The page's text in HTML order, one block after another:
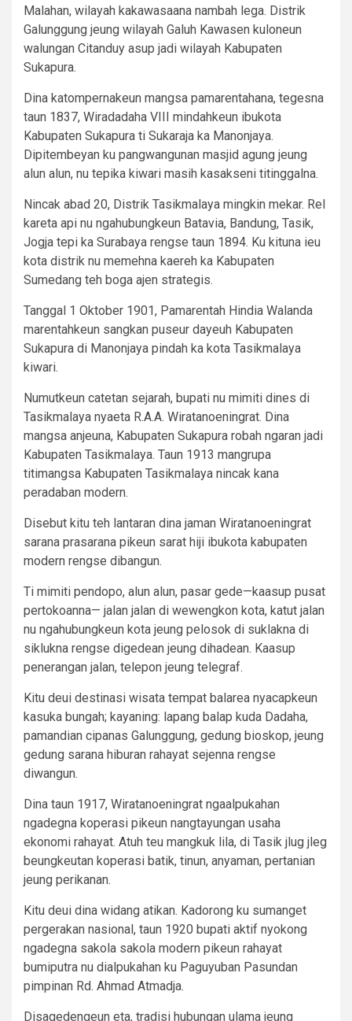
Malahan, wilayah kakawasaana nambah lega. Distrik
Galunggung jeung wilayah Galuh Kawasen kuloneun
walungan Citanduy asup jadi wilayah Kabupaten
Sukapura.
Dina katompernakeun mangsa pamarentahana, tegesna
taun 1837, Wiradadaha VIII mindahkeun ibukota
Kabupaten Sukapura ti Sukaraja ka Manonjaya.
Dipitembeyan ku pangwangunan masjid agung jeung
alun alun, nu tepika kiwari masih kasakseni titinggalna.
Nincak abad 20, Distrik Tasikmalaya mingkin mekar. Rel
kareta api nu ngahubungkeun Batavia, Bandung, Tasik,
Jogja tepi ka Surabaya rengse taun 1894. Ku kituna ieu
kota distrik nu memehna kaereh ka Kabupaten
Sumedang teh boga ajen strategis.
Tanggal 1 Oktober 1901, Pamarentah Hindia Walanda
marentahkeun sangkan puseur dayeuh Kabupaten
Sukapura di Manonjaya pindah ka kota Tasikmalaya
kiwari.
Numutkeun catetan sejarah, bupati nu mimiti dines di
Tasikmalaya nyaeta R.A.A. Wiratanoeningrat. Dina
mangsa anjeuna, Kabupaten Sukapura robah ngaran jadi
Kabupaten Tasikmalaya. Taun 1913 mangrupa
titimangsa Kabupaten Tasikmalaya nincak kana
peradaban modern.
Disebut kitu teh lantaran dina jaman Wiratanoeningrat
sarana prasarana pikeun sarat hiji ibukota kabupaten
modern rengse dibangun.
Ti mimiti pendopo, alun alun, pasar gede—kaasup pusat
pertokoanna— jalan jalan di wewengkon kota, katut jalan
nu ngahubungkeun kota jeung pelosok di suklakna di
siklukna rengse digedean jeung dihadean. Kaasup
penerangan jalan, telepon jeung telegraf.
Kitu deui destinasi wisata tempat balarea nyacapkeun
kasuka bungah; kayaning: lapang balap kuda Dadaha,
pamandian cipanas Galunggung, gedung bioskop, jeung
gedung sarana hiburan rahayat sejenna rengse
diwangun.
Dina taun 1917, Wiratanoeningrat ngaalpukahan
ngadegna koperasi pikeun nangtayungan usaha
ekonomi rahayat. Atuh teu mangkuk lila, di Tasik jlug jleg
beungkeutan koperasi batik, tinun, anyaman, pertanian
jeung perikanan.
Kitu deui dina widang atikan. Kadorong ku sumanget
pergerakan nasional, taun 1920 bupati aktif nyokong
ngadegna sakola sakola modern pikeun rahayat
bumiputra nu dialpukahan ku Paguyuban Pasundan
pimpinan Rd. Ahmad Atmadja.
Disagedengeun eta, tradisi hubungan ulama jeung